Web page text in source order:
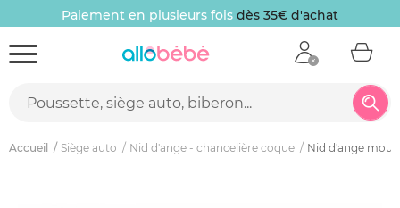
Paiement en plusieurs fois dès 35€ d'achat
Accueil Siège auto Nid d'ange - chancelière coque Nid d'ange